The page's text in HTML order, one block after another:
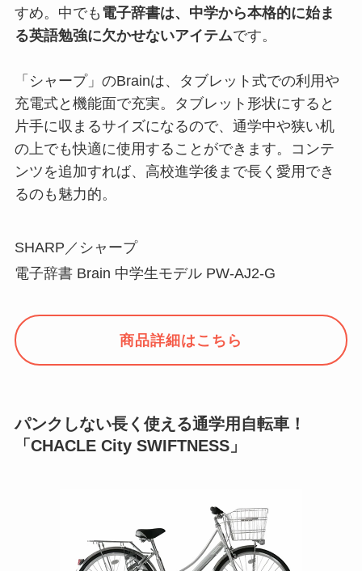
すめ。中でも 電子辞書は、中学から本格的に始ま
る英語勉強に欠かせないアイテムです。
「シャープ」のBrainは、タブレット式での利用や
充電式と機能面で充実。タブレット形状にすると
片手に収まるサイズになるので、通学中や狭い机
の上でも快適に使用することができます。コンテ
ンツを追加すれば、高校進学後まで長く愛用でき
るのも魅力的。
SHARP／シャープ
電子辞書 Brain 中学生モデル PW-AJ2-G
商品詳細はこちら
パンクしない長く使える通学用自転車！
「CHACLE City SWIFTNESS」